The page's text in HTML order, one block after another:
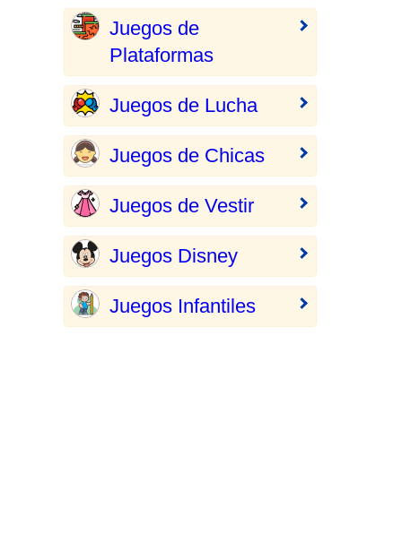
Juegos de
Plataformas
Juegos de Lucha
Juegos de Chicas
Juegos de Vestir
Juegos Disney
Juegos Infantiles